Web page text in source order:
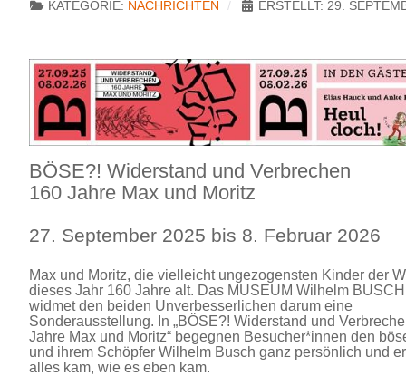
KATEGORIE: NACHRICHTEN ERSTELLT: 29.
BÖSE?! Widerstand und Verbrechen
160 Jahre Max und Moritz
27. September 2025 bis 8. Februar 2026
Max und Moritz, die vielleicht ungezogensten Kinder der
dieses Jahr 160 Jahre alt. Das MUSEUM Wilhelm
widmet den beiden Unverbesserlichen darum eine
Sonderausstellung. In „BÖSE?! Widerstand und
Jahre Max und Moritz“ begegnen Besucher*innen den
und ihrem Schöpfer Wilhelm Busch ganz persönlich und
alles kam, wie es eben kam.